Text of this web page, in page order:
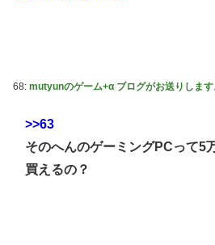
68: mutyunのゲーム+α ブログがお送りします
>>63
そのへんのゲーミングPCって5
買えるの？